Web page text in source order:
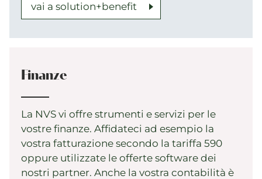
vai a solution+benefit
Finanze
La NVS vi offre strumenti e servizi per le
vostre finanze. Affidateci ad esempio la
vostra fatturazione secondo la tariffa 590
oppure utilizzate le offerte software dei
nostri partner. Anche la vostra contabilità è